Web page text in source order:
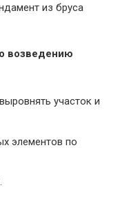
из бруса
возведению
участок и
элементов по